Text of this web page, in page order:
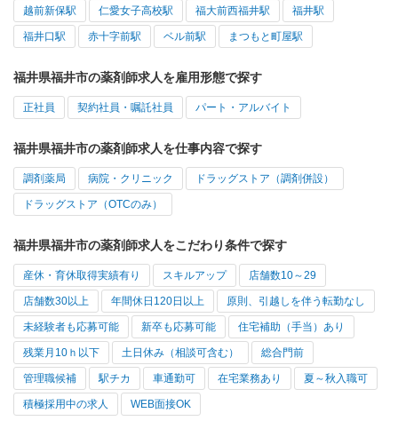
越前新保駅 仁愛女子高校駅 福大前西福井駅 福井駅
福井口駅 赤十字前駅 ベル前駅 まつもと町屋駅
福井県福井市の薬剤師求人を雇用形態で探す
正社員 契約社員・嘱託社員 パート・アルバイト
福井県福井市の薬剤師求人を仕事内容で探す
調剤薬局 病院・クリニック ドラッグストア（調剤併設）
ドラッグストア（OTCのみ）
福井県福井市の薬剤師求人をこだわり条件で探す
産休・育休取得実績有り スキルアップ 店舗数10～29
店舗数30以上 年間休日120日以上 原則、引越しを伴う転勤なし
未経験者も応募可能 新卒も応募可能 住宅補助（手当）あり
残業月10ｈ以下 土日休み（相談可含む） 総合門前
管理職候補 駅チカ 車通勤可 在宅業務あり 夏～秋入職可
積極採用中の求人 WEB面接OK